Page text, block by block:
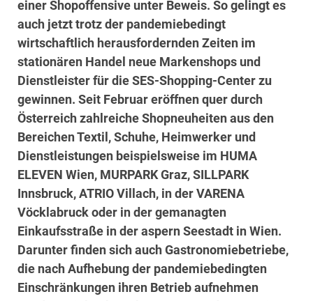
einer Shopoffensive unter Beweis. So gelingt es
auch jetzt trotz der pandemiebedingt
wirtschaftlich herausfordernden Zeiten im
stationären Handel neue Markenshops und
Dienstleister für die SES-Shopping-Center zu
gewinnen. Seit Februar eröffnen quer durch
Österreich zahlreiche Shopneuheiten aus den
Bereichen Textil, Schuhe, Heimwerker und
Dienstleistungen beispielsweise im HUMA
ELEVEN Wien, MURPARK Graz, SILLPARK
Innsbruck, ATRIO Villach, in der VARENA
Vöcklabruck oder in der gemanagten
Einkaufsstraße in der aspern Seestadt in Wien.
Darunter finden sich auch Gastronomiebetriebe,
die nach Aufhebung der pandemiebedingten
Einschränkungen ihren Betrieb aufnehmen